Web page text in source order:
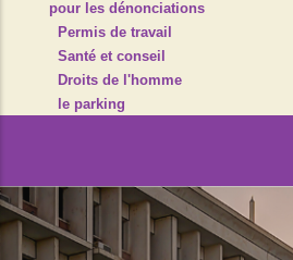
pour les dénonciations
Permis de travail
Santé et conseil
Droits de l'homme
le parking